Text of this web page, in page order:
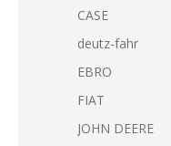
CASE
deutz-fahr
EBRO
FIAT
JOHN DEERE